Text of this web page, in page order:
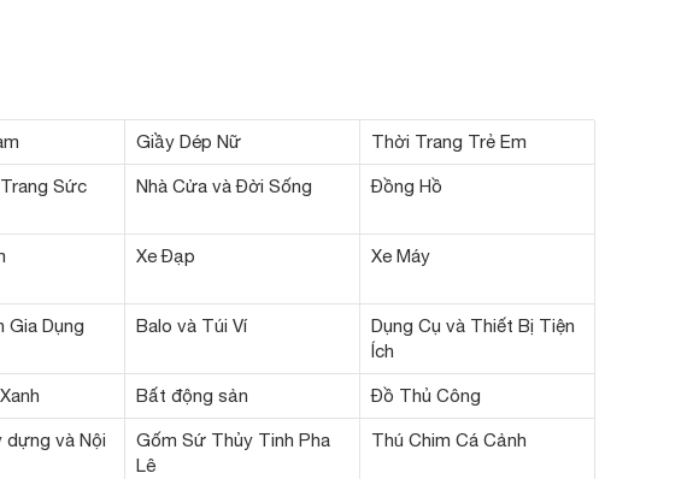
Giầy Dép Nữ Thời Trang Trẻ Em
Sức
Nhà Cửa và Đời Sống Đồng Hồ
Xe Đạp Xe Máy
Gia Dụng Balo và Túi Ví
Dụng Cụ và Thiết Bị Tiện
Ích
Bất động sản Đồ Thủ Công
dựng và Nội
Gốm Sứ Thủy Tinh Pha
Lê
Thú Chim Cá Cảnh